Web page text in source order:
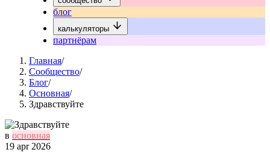
блог
калькуляторы
партнёрам
Главная/
Сообщество/
Блог/
Основная/
Здравствуйте
в основная
19 apr 2026